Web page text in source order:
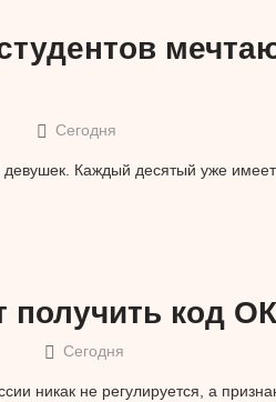
Сегодня
девушек. Каждый десятый уже
получить код
Сегодня
никак не регулируется, а